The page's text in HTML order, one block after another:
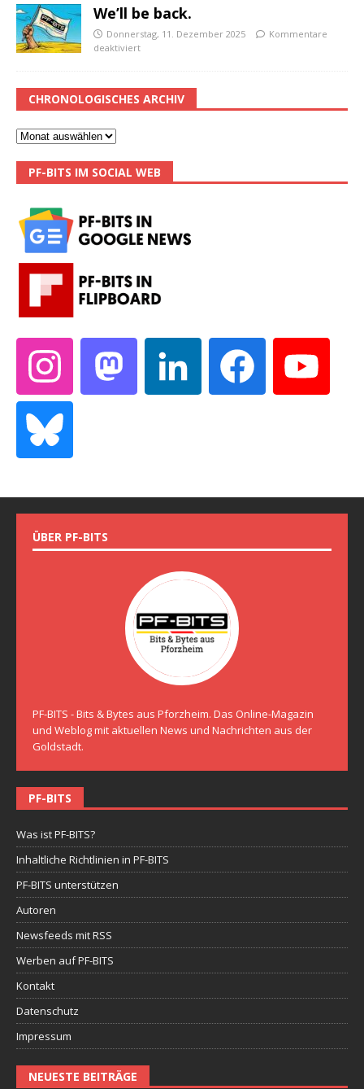
We’ll be back.
Donnerstag, 11. Dezember 2025
Kommentare
deaktiviert
CHRONOLOGISCHES ARCHIV
PF-BITS IM SOCIAL WEB
ÜBER PF-BITS
PF-BITS - Bits & Bytes aus Pforzheim. Das Online-Magazin
und Weblog mit aktuellen News und Nachrichten aus der
Goldstadt.
PF-BITS
Was ist PF-BITS?
Inhaltliche Richtlinien in PF-BITS
PF-BITS unterstützen
Autoren
Newsfeeds mit RSS
Werben auf PF-BITS
Kontakt
Datenschutz
Impressum
NEUESTE BEITRÄGE